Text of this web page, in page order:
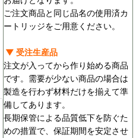
ご注文商品と同じ品名の使用済カ
ートリッジをご用意ください。
▼ 受注生産品
注文が入ってから作り始める商品
です。需要が少ない商品の場合は
製造を行わず材料だけを揃えて準
備してあります。
長期保管による品質低下を防ぐた
めの措置で、保証期間を安定させ